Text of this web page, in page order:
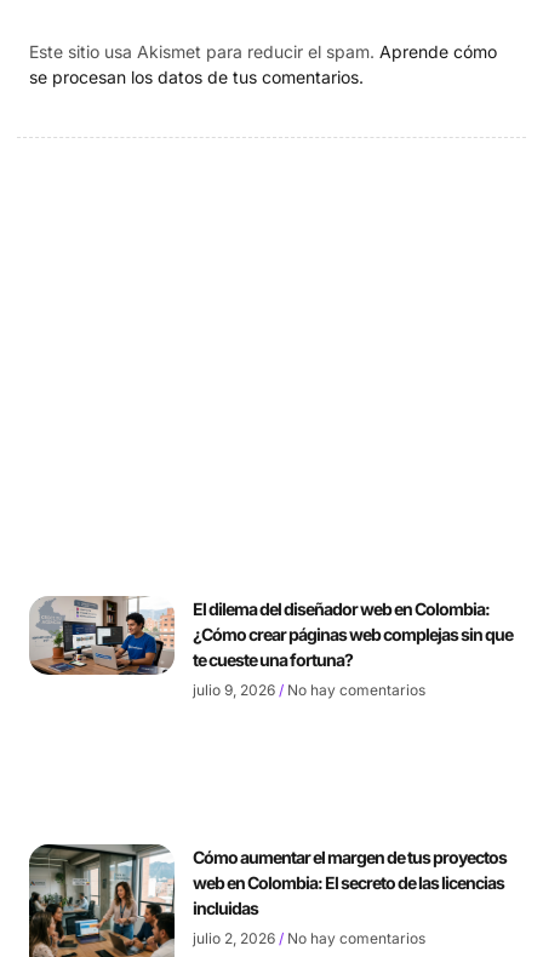
Este sitio usa Akismet para reducir el spam. Aprende cómo
se procesan los datos de tus comentarios.
El dilema del diseñador web en Colombia:
¿Cómo crear páginas web complejas sin que
te cueste una fortuna?
julio 9, 2026 No hay comentarios
Cómo aumentar el margen de tus proyectos
web en Colombia: El secreto de las licencias
incluidas
julio 2, 2026 No hay comentarios